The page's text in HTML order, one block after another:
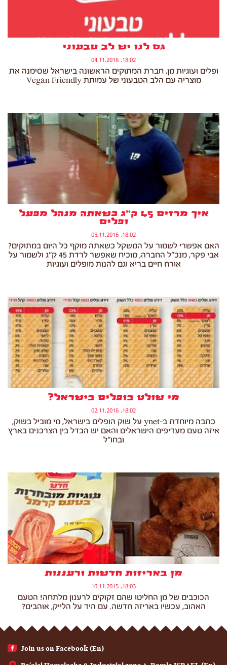
גם לנו יש לב טבעוני
18:02, 04.11.2016
ופלים ועוגיות מן, חברת המתוקים הראשונה בישראל שסימנה את
מוצריה עם הלב הטבעוני של עמותת Vegan Friendly
איך מרזים 45 ק"ג כשאתה מנהל מפעל
ופלים
18:02, 03.11.2016
האם אפשרי לשמור על המשקל כשאתה מוקף כל היום במתוקים?
אבי פקר, מנכ"ל החברה, מוכיח שאפשר לרדת 45 ק"ג ולשמור על
אורח חיים בריא וגם להנות מופלים ועוגיות
מי שולט בופלים בישראל?
18:02, 02.11.2016
כתבה מיוחדת ב-ynet על שוק הופלים בישראל, מי מוביל בשוק,
איזה טעם מעדיפים הישראלים והאם יש הבדל בין הצרכנים בארץ
ובחו"ל
מן באריזות חדשות ורעננות
18:03, 10.11.2015
הכוכבים של מן החליטו שהם זקוקים לרענון מלתחה! הטעם
האהוב, עכשיו באריזה חדשה. עם היד על הלייק, אוהבים?
(En) Join us on Facebook